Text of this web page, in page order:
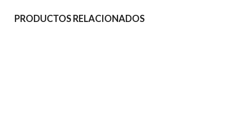
PRODUCTOS RELACIONADOS